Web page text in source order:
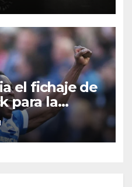
el fichaje de
para la
de